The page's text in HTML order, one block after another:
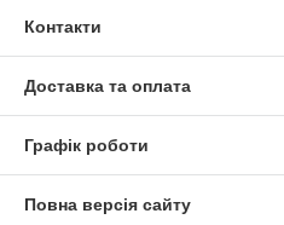
Контакти
Доставка та оплата
Графік роботи
Повна версія сайту